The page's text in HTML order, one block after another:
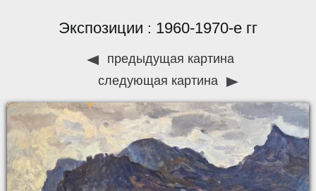
Экспозиции : 1960-1970-е гг
предыдущая картина
следующая картина